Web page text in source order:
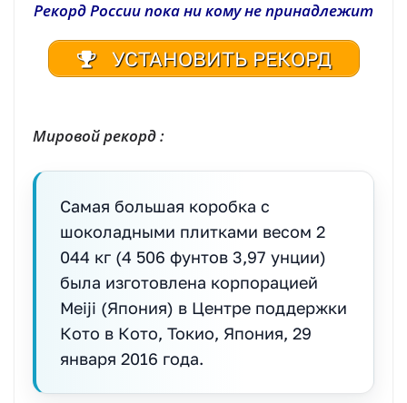
Рекорд России пока ни кому не принадлежит
УСТАНОВИТЬ РЕКОРД
Мировой рекорд :
Самая большая коробка с
шоколадными плитками весом 2
044 кг (4 506 фунтов 3,97 унции)
была изготовлена корпорацией
Meiji (Япония) в Центре поддержки
Кото в Кото, Токио, Япония, 29
января 2016 года.